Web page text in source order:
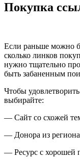
Покупка
Если раньше можно
сколько линков
нужно тщательно
быть забаненным
Чтобы
выбирайте:
— Сайт со схожей
— Донора из
— Ресурс с хорошей